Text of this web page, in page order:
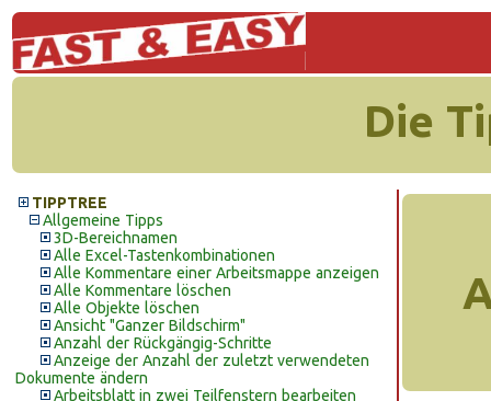
Die
TIPPTREE
Allgemeine Tipps
3D-Bereichnamen
Alle Excel-Tastenkombinationen
Alle Kommentare einer Arbeitsmappe anzeigen
Alle Kommentare löschen
Alle Objekte löschen
Ansicht "Ganzer Bildschirm"
Anzahl der Rückgängig-Schritte
Anzeige der Anzahl der zuletzt verwendeten
Dokumente ändern
Arbeitsblatt in zwei Teilfenstern bearbeiten